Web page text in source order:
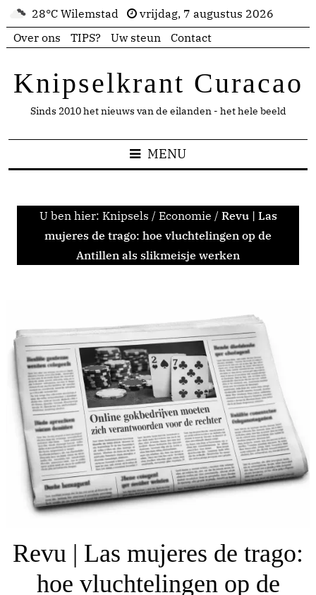
28°C Wilemstad
vrijdag, 7 augustus 2026
Over ons
TIPS? Uw steun Contact
Knipselkrant Curacao
Sinds 2010 het nieuws van de eilanden - het hele beeld
MENU
U ben hier: Knipsels / Economie / Revu | Las
mujeres de trago: hoe vluchtelingen op de
Antillen als slikmeisje werken
Revu | Las mujeres de trago:
hoe vluchtelingen op de